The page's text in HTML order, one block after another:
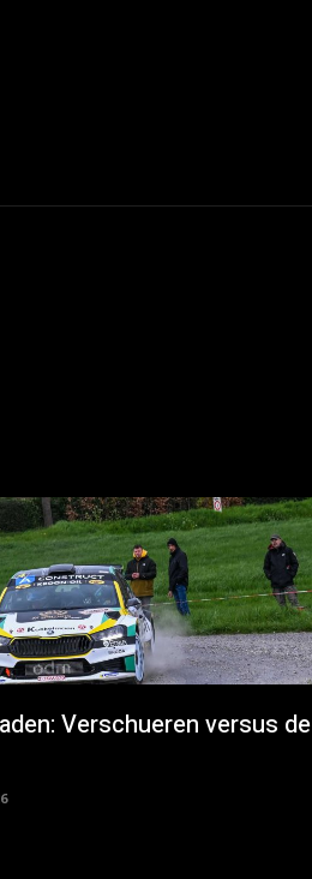
Verschueren versus de